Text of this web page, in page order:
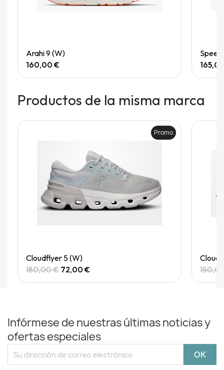
Arahi 9 (W)
160,00 €
Productos de la misma marca
Quick View
Promo
Cloudflyer 5 (W)
180,00 € 72,00 €
Infórmese de nuestras últimas noticias y
ofertas especiales